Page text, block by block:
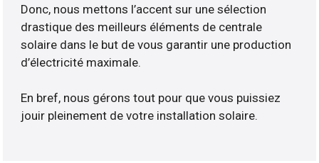
Donc, nous mettons l’accent sur une sélection
drastique des meilleurs éléments de centrale
solaire dans le but de vous garantir une production
d’électricité maximale.
En bref, nous gérons tout pour que vous puissiez
jouir pleinement de votre installation solaire.